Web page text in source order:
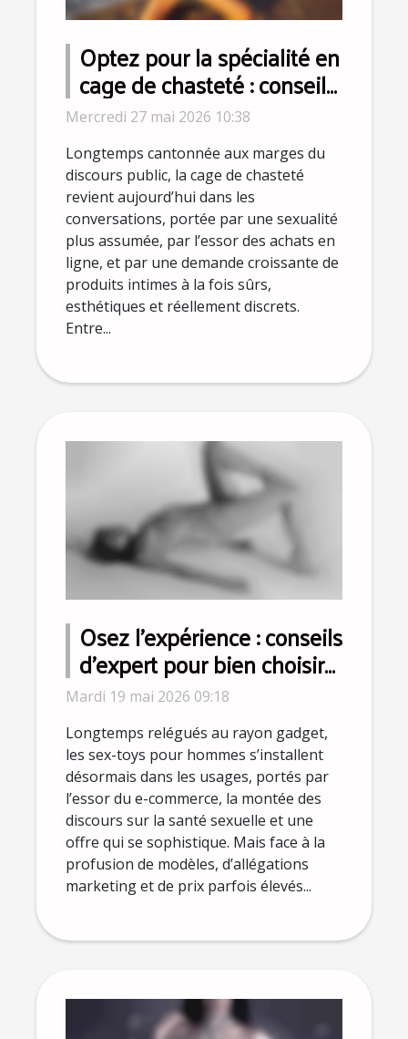
Optez pour la spécialité en
cage de chasteté : conseils
d’experts pour dépasser
les idées reçues
Mercredi 27 mai 2026 10:38
Longtemps cantonnée aux marges du
discours public, la cage de chasteté
revient aujourd’hui dans les
conversations, portée par une sexualité
plus assumée, par l’essor des achats en
ligne, et par une demande croissante de
produits intimes à la fois sûrs,
esthétiques et réellement discrets.
Entre...
Osez l’expérience : conseils
d’expert pour bien choisir
le meilleur sex-toy pour
homme
Mardi 19 mai 2026 09:18
Longtemps relégués au rayon gadget,
les sex-toys pour hommes s’installent
désormais dans les usages, portés par
l’essor du e-commerce, la montée des
discours sur la santé sexuelle et une
offre qui se sophistique. Mais face à la
profusion de modèles, d’allégations
marketing et de prix parfois élevés...